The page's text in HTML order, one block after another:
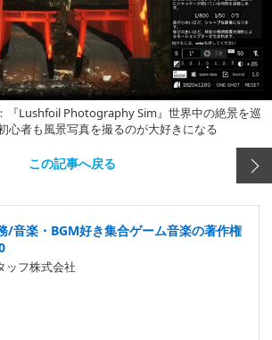
『Lushfoil Photography Sim』世界中の絶景を巡
心者も風景写真を撮るのが大好きになる
この記事へ戻る
/音楽・BGM好き集合ゲーム音楽の著作権
ッフ株式会社